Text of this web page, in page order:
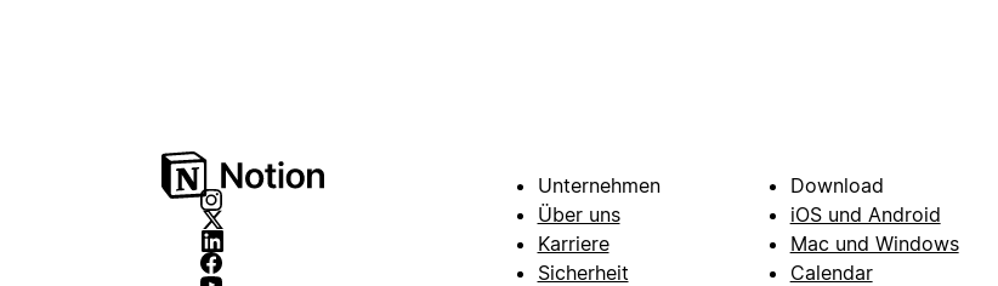
Unternehmen
Über uns
Karriere
Sicherheit
Download
iOS und Android
Mac und Windows
Calendar